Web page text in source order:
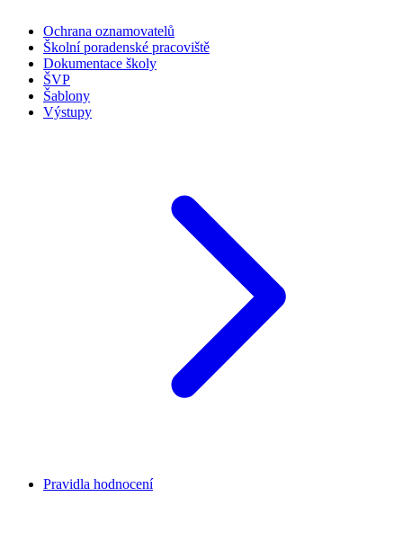
Ochrana oznamovatelů
Školní poradenské pracoviště
Dokumentace školy
ŠVP
Šablony
Výstupy
Pravidla hodnocení